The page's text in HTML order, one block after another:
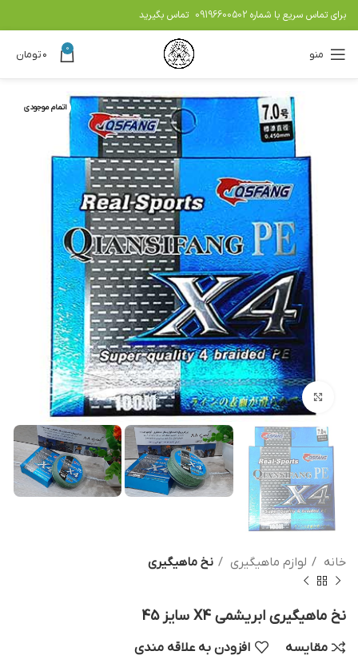
برای تماس سریع با شماره 09196600502 تماس بگیرید
منو 0 ۰تومان
اتمام موجودی
بزرگنمایی تصویر
خانه لوازم ماهیگیری نخ ماهیگیری
نخ ماهیگیری ابریشمی X4 سایز 45
مقایسه افزودن به علاقه مندی